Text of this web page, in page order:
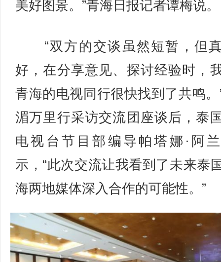
美好图景。”青海日报记者谭梅说。
“双方的交谈虽然短暂，但
好，在分享意见、探讨经验时，
青海的电视同行很快找到了共鸣。
湄万里行采访交流团座谈后，泰
电视台节目部编导帕塔娜·阿
示，“此次交流让我看到了未来泰
海两地媒体深入合作的可能性。”